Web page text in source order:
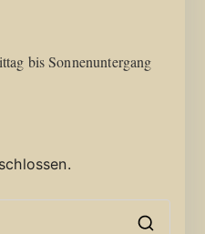
bis Sonnenuntergang